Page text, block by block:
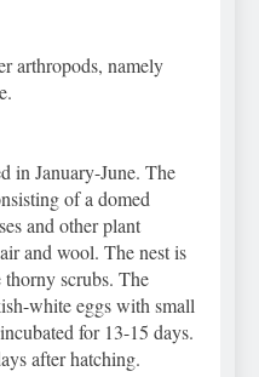
arthropods, namely
in January-June. The
of a domed
and other plant
and wool. The nest is
scrubs. The
white eggs with small
for 13-15 days.
after hatching.